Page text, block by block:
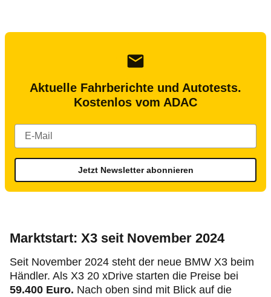
Aktuelle Fahrberichte und Autotests.
Kostenlos vom ADAC
Jetzt Newsletter abonnieren
Marktstart: X3 seit November 2024
Seit November 2024 steht der neue BMW X3 beim
Händler. Als X3 20 xDrive starten die Preise bei
59.400 Euro. Nach oben sind mit Blick auf die